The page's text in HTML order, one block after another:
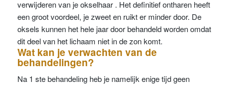
verwijderen van je okselhaar . Het definitief ontharen heeft
een groot voordeel, je zweet en ruikt er minder door. De
oksels kunnen het hele jaar door behandeld worden omdat
dit deel van het lichaam niet in de zon komt.
Wat kan je verwachten van de
behandelingen?
Na 1 ste behandeling heb je namelijk enige tijd geen